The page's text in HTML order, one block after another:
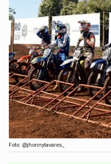
Foto: @jhonnytavares_